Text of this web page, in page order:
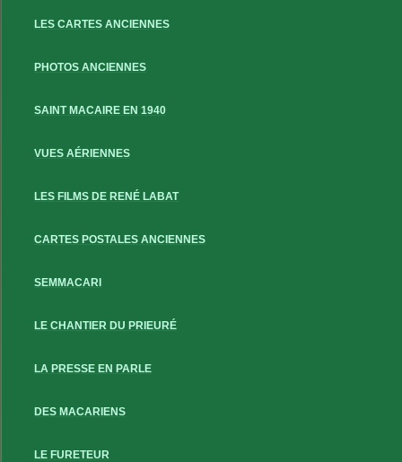
LES CARTES ANCIENNES
PHOTOS ANCIENNES
SAINT MACAIRE EN 1940
VUES AÉRIENNES
LES FILMS DE RENÉ LABAT
CARTES POSTALES ANCIENNES
SEMMACARI
LE CHANTIER DU PRIEURÉ
LA PRESSE EN PARLE
DES MACARIENS
LE FURETEUR